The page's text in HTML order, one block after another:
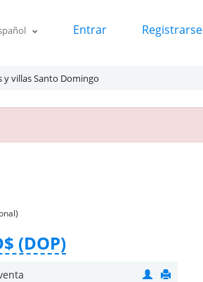
Entrar Registrarse
y villas Santo Domingo
(DOP)